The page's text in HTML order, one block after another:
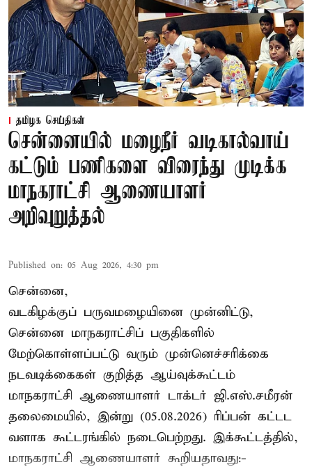
தமிழக செய்திகள்
சென்னையில் மழைநீர் வடிகால்வாய்
கட்டும் பணிகளை விரைந்து முடிக்க
மாநகராட்சி ஆணையாளர்
அறிவுறுத்தல்
Published on: 05 Aug 2026, 4:30 pm
சென்னை,
வடகிழக்குப் பருவமழையினை முன்னிட்டு,
சென்னை மாநகராட்சிப் பகுதிகளில்
மேற்கொள்ளப்பட்டு வரும் முன்னெச்சரிக்கை
நடவடிக்கைகள் குறித்த ஆய்வுக்கூட்டம்
மாநகராட்சி ஆணையாளர் டாக்டர் ஜி.எஸ்.சமீரன்
தலைமையில், இன்று (05.08.2026) ரிப்பன் கட்டட
வளாக கூட்டரங்கில் நடைபெற்றது. இக்கூட்டத்தில்,
மாநகராட்சி ஆணையாளர் கூறியதாவது:-